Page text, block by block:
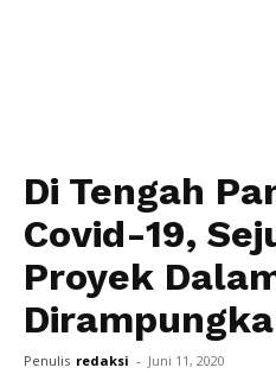
Di Tengah
Covid-19,
Proyek
Penulis redaksi - Juni 11, 2020